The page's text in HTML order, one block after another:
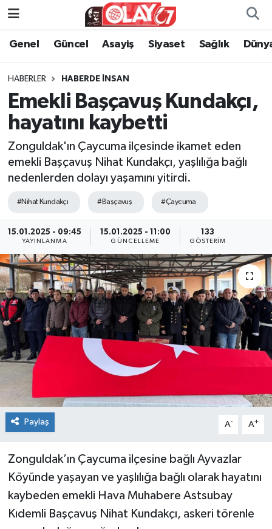
Genel Güncel Asayiş Siyaset Sağlık
HABERLER HABERDE INSAN
Emekli Başçavuş Kundakçı,
hayatını kaybetti
Zonguldak'ın Çaycuma ilçesinde ikamet eden
emekli Başçavuş Nihat Kundakçı, yaşlılığa bağlı
nedenlerden dolayı yaşamını yitirdi.
#Nihat Kundakçı #Başçavuş #Çaycuma
15.01.2025 - 09:45
YAYINLANMA
15.01.2025 - 11:00
GÜNCELLEME
133
GÖSTERIM
Paylaş A- A+
Zonguldak’ın Çaycuma ilçesine bağlı Ayvazlar
Köyünde yaşayan ve yaşlılığa bağlı olarak hayatını
kaybeden emekli Hava Muhabere Astsubay
Kıdemli Başçavuş Nihat Kundakçı, askeri törenle
KATEGORİSİZ
ANA SAYFA
Genel
Asayiş
Siyaset
Sağlık
Kültür Sanat
Dünya
Spor
Bilim veTeknoloji
Eğitim
SEKTÖR
haber ara
Günün Haberleri
Genel
Güncel
Asayiş
Sağlık
Dünya
Kültür Sanat
Eğitim
Spor
Zonguldak Nöbetçi Eczaneler
Zonguldak Hava Durumu
Zonguldak Namaz Vakitleri
Süper Lig Puan Durumu ve Fikstür
Tüm Manşetler
Son Dakika Haberleri
Haber Arşivi